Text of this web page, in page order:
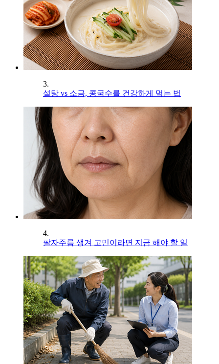
3.
설탕 vs 소금, 콩국수를 건강하게 먹는 법
4.
팔자주름 생겨 고민이라면 지금 해야 할 일